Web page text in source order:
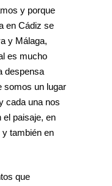
y porque
en Cádiz se
y Málaga,
es mucho
despensa
somos un lugar
cada una nos
el paisaje, en
y también en
que